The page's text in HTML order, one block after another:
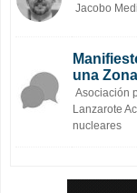
Jacobo
una
Asociación
Lanzarote
nucleares